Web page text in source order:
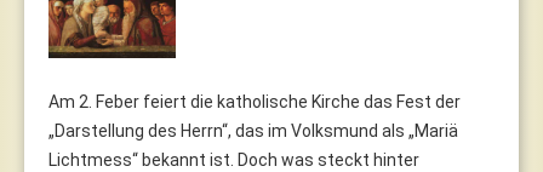
Am 2. Feber feiert die katholische Kirche das Fest der
„Darstellung des Herrn“, das im Volksmund als „Mariä
Lichtmess“ bekannt ist. Doch was steckt hinter